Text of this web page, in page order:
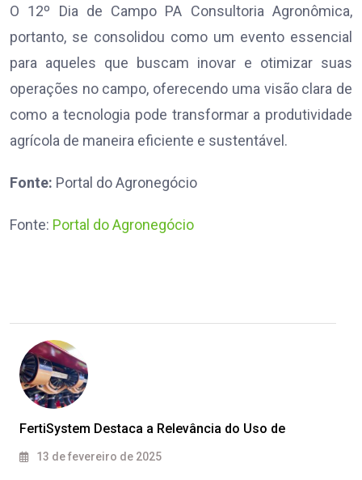
O 12º Dia de Campo PA Consultoria Agronômica,
portanto, se consolidou como um evento essencial
para aqueles que buscam inovar e otimizar suas
operações no campo, oferecendo uma visão clara de
como a tecnologia pode transformar a produtividade
agrícola de maneira eficiente e sustentável.
Fonte: Portal do Agronegócio
Fonte: Portal do Agronegócio
FertiSystem Destaca a Relevância do Uso de
13 de fevereiro de 2025